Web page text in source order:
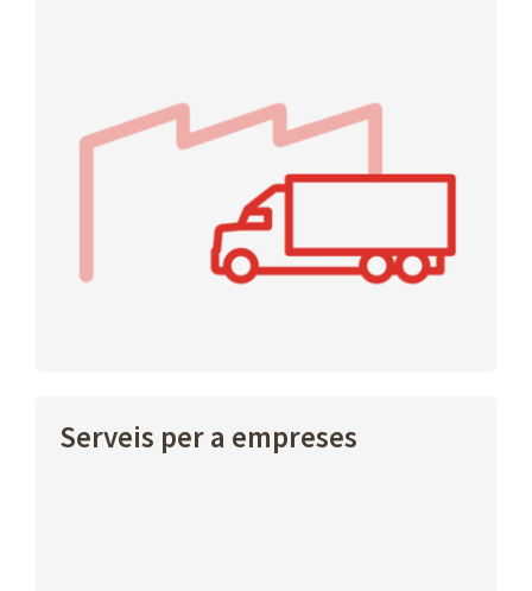
Serveis per a empreses